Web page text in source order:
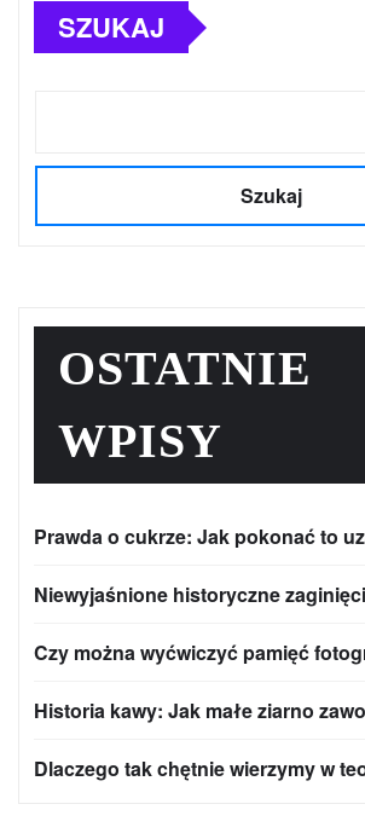
SZUKAJ
Szukaj
OSTATNIE
WPISY
Prawda o cukrze: Jak pokonać to
Niewyjaśnione historyczne
Czy można wyćwiczyć pamięć
Historia kawy: Jak małe ziarno
Dlaczego tak chętnie wierzymy w